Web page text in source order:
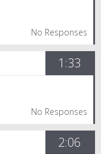
No Responses
1:33
No Responses
2:06